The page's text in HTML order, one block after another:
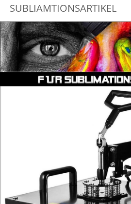
SUBLIAMTIONSARTIKEL